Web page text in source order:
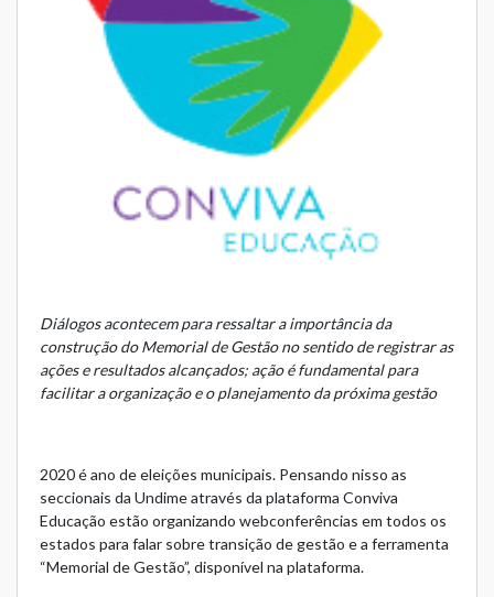
Diálogos acontecem para ressaltar a importância da
construção do Memorial de Gestão no sentido de registrar as
ações e resultados alcançados; ação é fundamental para
facilitar a organização e o planejamento da próxima gestão
2020 é ano de eleições municipais. Pensando nisso as
seccionais da Undime através da plataforma Conviva
Educação estão organizando webconferências em todos os
estados para falar sobre transição de gestão e a ferramenta
“Memorial de Gestão”, disponível na plataforma.